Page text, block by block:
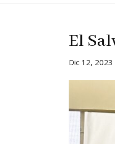
El
Dic 12, 2023